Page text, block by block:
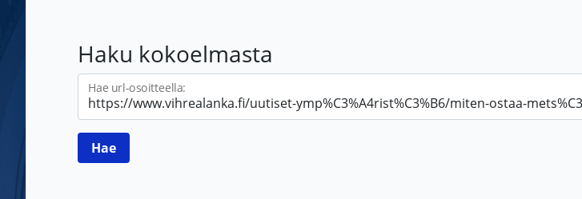
Haku kokoelmasta
Hae url-osoitteella: